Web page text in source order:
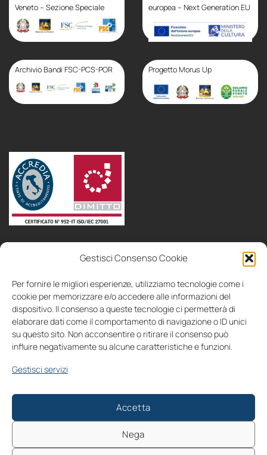
Gestisci Consenso Cookie
Per fornire le migliori esperienze, utilizziamo tecnologie come i
cookie per memorizzare e/o accedere alle informazioni del
dispositivo. Il consenso a queste tecnologie ci permetterà di
elaborare dati come il comportamento di navigazione o ID unici
su questo sito. Non acconsentire o ritirare il consenso può
influire negativamente su alcune caratteristiche e funzioni.
Gestisci servizi
Accetta
Nega
Veneto – Sezione Speciale
Progetto finanziato con
Speciale
europea – Next Generation EU
Archivio Bandi FSC-PCS-POR Progetto Morus Up
bandiconsulenzacollaboriamo EN
Seguici su
Gasperi 28, 35131 Padova, Italia - P.IVA: 04832270286 | PEC:
Numero REA: PD - 422002 | Ufficio Registro Imprese di Padova |